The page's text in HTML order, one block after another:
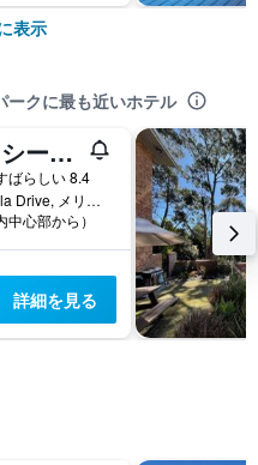
表示
ークに最も近いホテル
サウス シーズ モーテル
ばらしい 8.4
12 Merimbula Drive, メリンブラ, NSW, オーストラリア
心部から）
詳細を見る